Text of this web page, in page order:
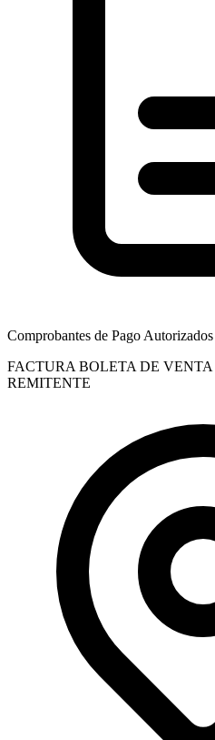
Comprobantes de Pago Autorizados
FACTURA BOLETA DE VENTA
REMITENTE